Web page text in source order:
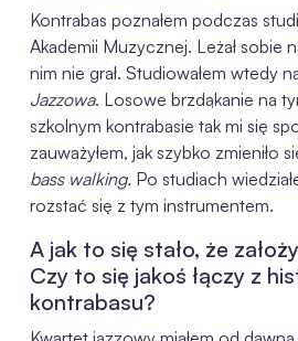
Kontrabas poznałem podczas
Akademii Muzycznej. Leżał sobie
nim nie grał. Studiowałem wtedy
Jazzowa. Losowe brzdąkanie na
szkolnym kontrabasie tak mi się
zauważyłem, jak szybko zmieniło
bass walking. Po studiach
rozstać się z tym instrumentem.
A jak to się stało, że
Czy to się jakoś łączy z
kontrabasu?